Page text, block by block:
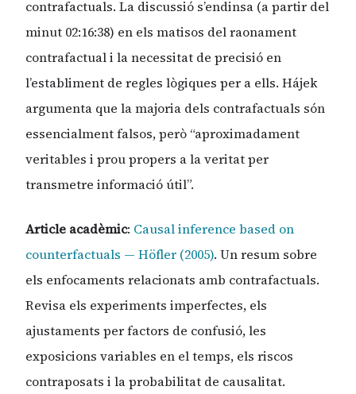
contrafactuals. La discussió s’endinsa (a partir del
minut 02:16:38) en els matisos del raonament
contrafactual i la necessitat de precisió en
l’establiment de regles lògiques per a ells. Hájek
argumenta que la majoria dels contrafactuals són
essencialment falsos, però “aproximadament
veritables i prou propers a la veritat per
transmetre informació útil”.
Article acadèmic: Causal inference based on
counterfactuals — Höfler (2005). Un resum sobre
els enfocaments relacionats amb contrafactuals.
Revisa els experiments imperfectes, els
ajustaments per factors de confusió, les
exposicions variables en el temps, els riscos
contraposats i la probabilitat de causalitat.